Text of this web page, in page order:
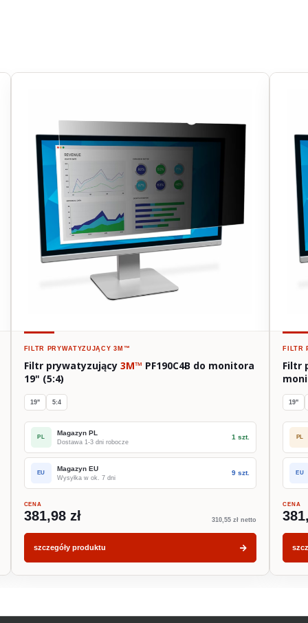
FILTR PRYWATYZUJĄCY3M™
Filtr prywatyzujący 3M™ PF190C4B do monitora
19" (5:4)
19" 5:4
PL
Magazyn PL
Dostawa 1-3 dni robocze
1 szt.
EU
Magazyn EU
Wysyłka w ok. 7 dni
9 szt.
CENA
381,98 zł 310,55 zł netto
szczegóły produktu
FILTR
Filtr
19"
PL
EU
CENA